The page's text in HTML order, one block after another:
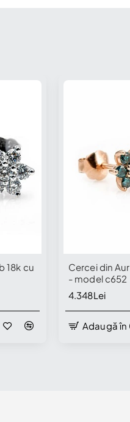
18k cu
Cercei din
- model c652
4.348Lei
Adaugă în